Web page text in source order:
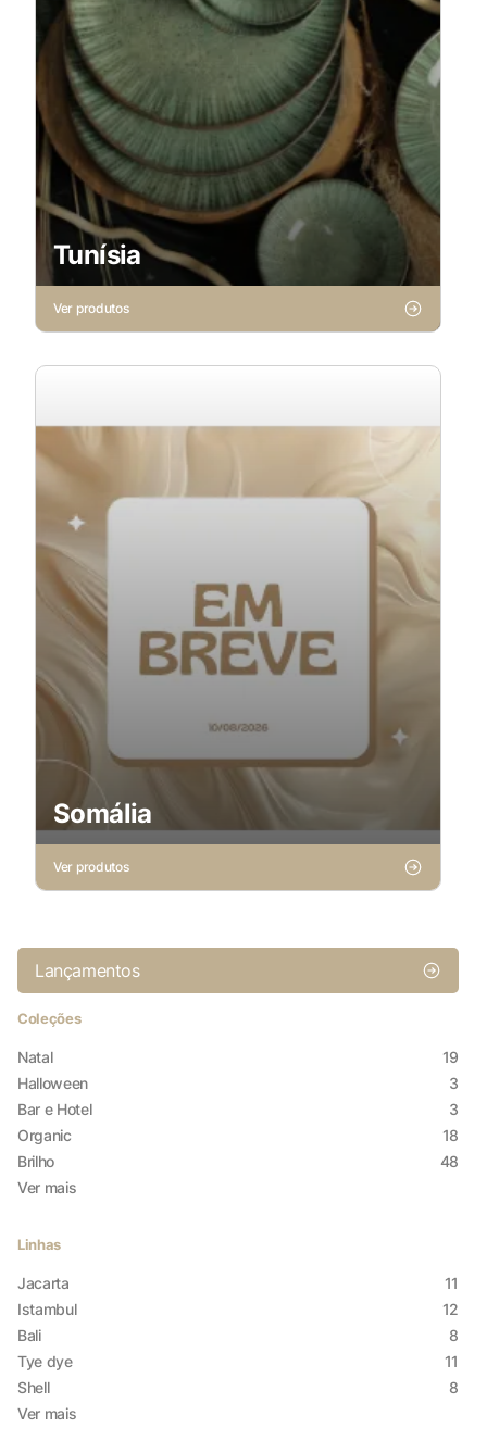
Lançamentos
Coleções
Natal
19
Halloween
3
Bar e Hotel
3
Organic
18
Brilho
48
Ver mais
Linhas
Jacarta
11
Istambul
12
Bali
8
Tye dye
11
Shell
8
Ver mais
Tunísia
Ver produtos
Somália
Ver produtos